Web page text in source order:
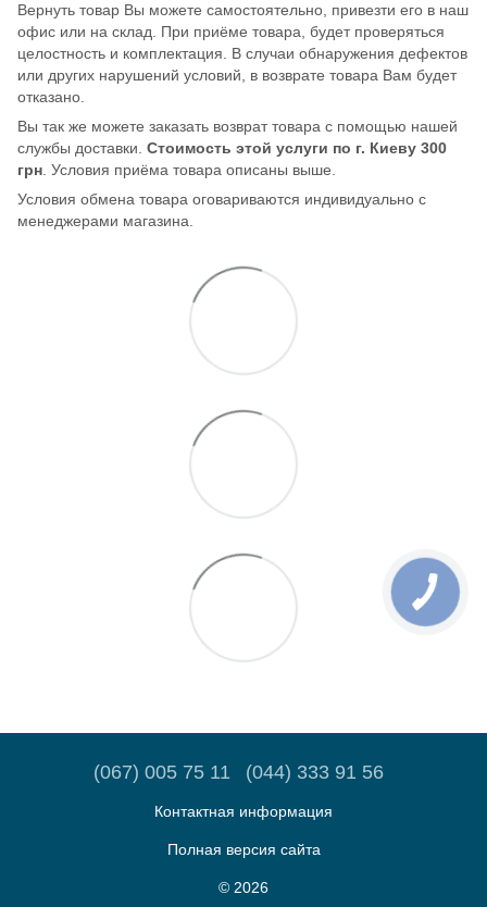
Вернуть товар Вы можете самостоятельно, привезти его в наш
офис или на склад. При приёме товара, будет проверяться
целостность и комплектация. В случаи обнаружения дефектов
или других нарушений условий, в возврате товара Вам будет
отказано.
Вы так же можете заказать возврат товара с помощью нашей
службы доставки. Стоимость этой услуги по г. Киеву 300
грн. Условия приёма товара описаны выше.
Условия обмена товара оговариваются индивидуально с
менеджерами магазина.
(067) 005 75 11 (044) 333 91 56
Контактная информация
Полная версия сайта
© 2026